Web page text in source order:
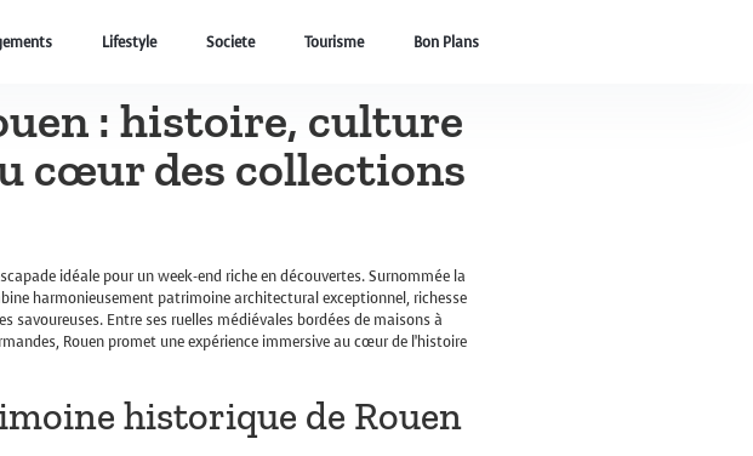
Lifestyle Societe Tourisme Bon Plans
: histoire, culture
cœur des collections
idéale pour un week-end riche en découvertes. Surnommée la
harmonieusement patrimoine architectural exceptionnel, richesse
Entre ses ruelles médiévales bordées de maisons à
Rouen promet une expérience immersive au cœur de l’histoire
historique de Rouen